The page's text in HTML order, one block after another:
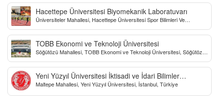
Hacettepe Üniversitesi Biyomekanik Laboratuvarı
Üniversiteler Mahallesi, Hacettepe Üniversitesi Spor Bilimleri Ve
TOBB Ekonomi ve Teknoloji Üniversitesi
Söğütözü Mahallesi, TOBB Ekonomi ve Teknoloji Üniversitesi, Söğütözü
Yeni Yüzyıl Üniversitesi İktisadi ve İdari Bilimler
Fakültesi
Maltepe Mahallesi, Yeni Yüzyıl Üniversitesi, İstanbul, Türkiye